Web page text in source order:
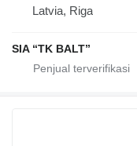
Latvia, Riga
SIA “TK BALT”